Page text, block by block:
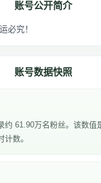
账号公开简介
必究！
账号数据快照
约 61.90万名粉丝。该数值
计数。